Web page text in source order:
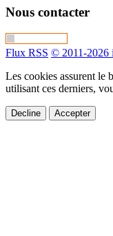
Nous contacter
Flux RSS © 2011-2026
Les cookies assurent le
utilisant ces derniers,
Decline Accepter